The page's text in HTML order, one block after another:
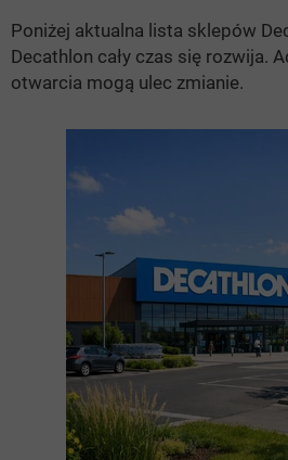
Poniżej aktualna lista sklepów
Decathlon cały czas się rozwija.
otwarcia mogą ulec zmianie.